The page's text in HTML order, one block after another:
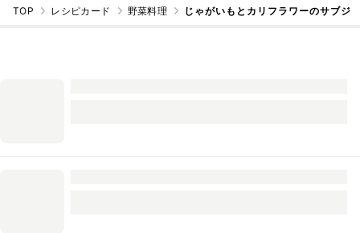
TOP レシピカード 野菜料理 じゃがいもとカリフラワーのサブジ